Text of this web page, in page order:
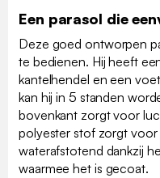
Een parasol die
Deze goed ontworpen
te bedienen. Hij heeft
kantelhendel en een
kan hij in 5 standen
bovenkant zorgt voor
polyester stof zorgt
waterafstotend dankzij
waarmee het is gecoat.